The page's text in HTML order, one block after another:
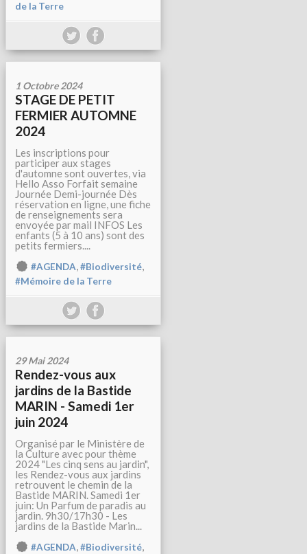
de la Terre
1 Octobre 2024
STAGE DE PETIT
FERMIER AUTOMNE
2024
Les inscriptions pour
participer aux stages
d'automne sont ouvertes, via
Hello Asso Forfait semaine
Journée Demi-journée Dès
réservation en ligne, une fiche
de renseignements sera
envoyée par mail INFOS Les
enfants (5 à 10 ans) sont des
petits fermiers....
#AGENDA,#Biodiversité,
#Mémoire de la Terre
29 Mai 2024
Rendez-vous aux
jardins de la Bastide
MARIN - Samedi 1er
juin 2024
Organisé par le Ministère de
la Culture avec pour thème
2024 "Les cinq sens au jardin",
les Rendez-vous aux jardins
retrouvent le chemin de la
Bastide MARIN. Samedi 1er
juin: Un Parfum de paradis au
jardin. 9h30/17h30 - Les
jardins de la Bastide Marin...
#AGENDA,#Biodiversité,